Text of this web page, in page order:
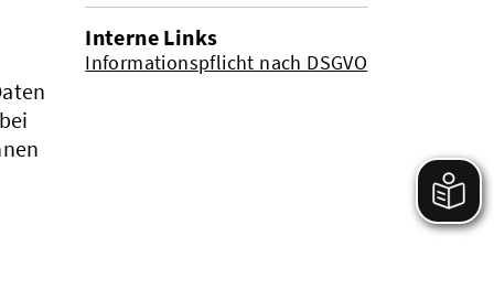
Interne Links
Informationspflicht nach DSGVO